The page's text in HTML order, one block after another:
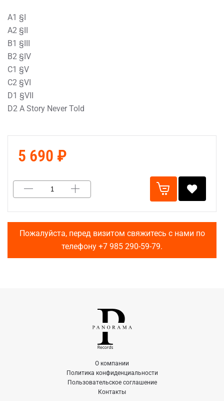
A1 §I
A2 §II
B1 §III
B2 §IV
C1 §V
C2 §VI
D1 §VII
D2 A Story Never Told
5 690 ₽
Пожалуйста, перед визитом свяжитесь с нами по
телефону +7 985 290-59-79.
О компании
Политика конфиденциальности
Пользовательское соглашение
Контакты